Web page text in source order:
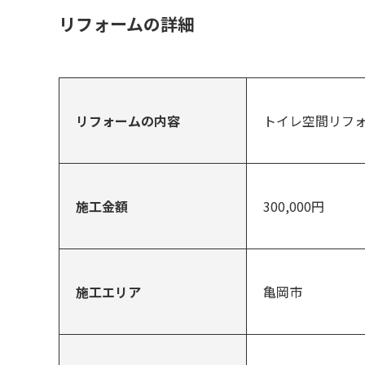
リフォームの詳細
リフォームの内容 トイレ空間リフ
施工金額 300,000円
施工エリア 亀岡市